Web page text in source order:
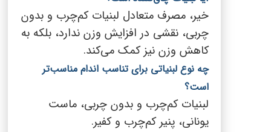
خیر، مصرف متعادل لبنیات کم‌چرب و بدون
چربی، نقشی در افزایش وزن ندارد، بلکه به
کاهش وزن نیز کمک می‌کند.
چه نوع لبنیاتی برای تناسب اندام مناسب‌تر
است؟
لبنیات کم‌چرب و بدون چربی، ماست
یونانی، پنیر کم‌چرب و کفیر.